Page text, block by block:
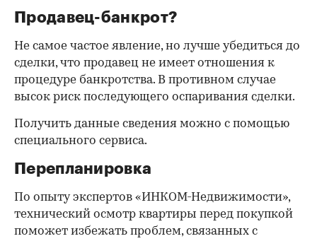
Продавец-банкрот?
Не самое частое явление, но лучше убедиться до
сделки, что продавец не имеет отношения к
процедуре банкротства. В противном случае
высок риск последующего оспаривания сделки.
Получить данные сведения можно с помощью
специального сервиса.
Перепланировка
По опыту экспертов «ИНКОМ-Недвижимости»,
технический осмотр квартиры перед покупкой
поможет избежать проблем, связанных с